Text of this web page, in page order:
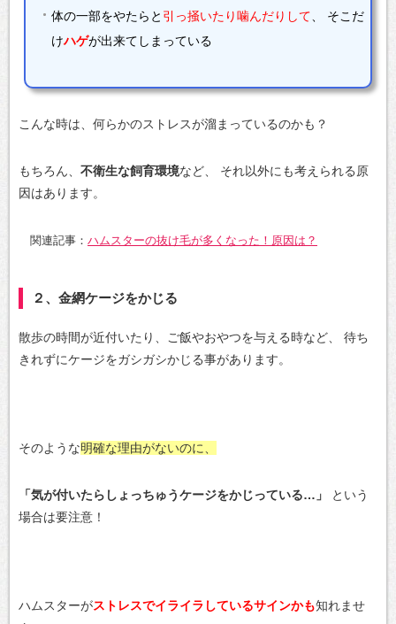
体の一部をやたらと 引っ掻いたり噛んだりして
そこだ
けハゲが出来てしまっている
こんな時は、何らかのストレスが溜まっているのかも？
もちろん、 不衛生な飼育環境など、
それ以外にも考えられる原
因はあります。
関連記事： ハムスターの抜け毛が多くなった！原因は？
２、金網ケージをかじる
散歩の時間が近付いたり、ご飯やおやつを与える時など、
待ち
きれずにケージをガシガシかじる事があります。
そのような明確な理由がないのに、
「気が付いたらしょっちゅうケージをかじっている…」
という
場合は要注意！
ハムスターがストレスでイライラしているサインかも知れませ